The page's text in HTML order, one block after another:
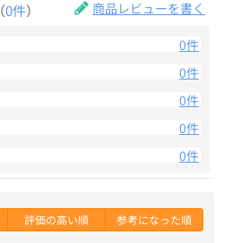
（0件） 商品レビューを書く
0件
0件
0件
0件
0件
評価の高い順 参考になった順